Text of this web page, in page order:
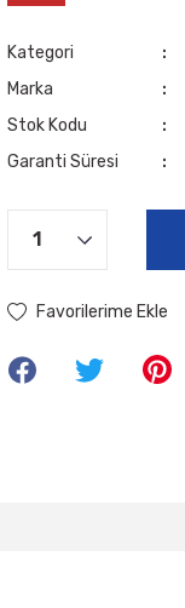
Kategori
Marka
Stok Kodu
Garanti Süresi